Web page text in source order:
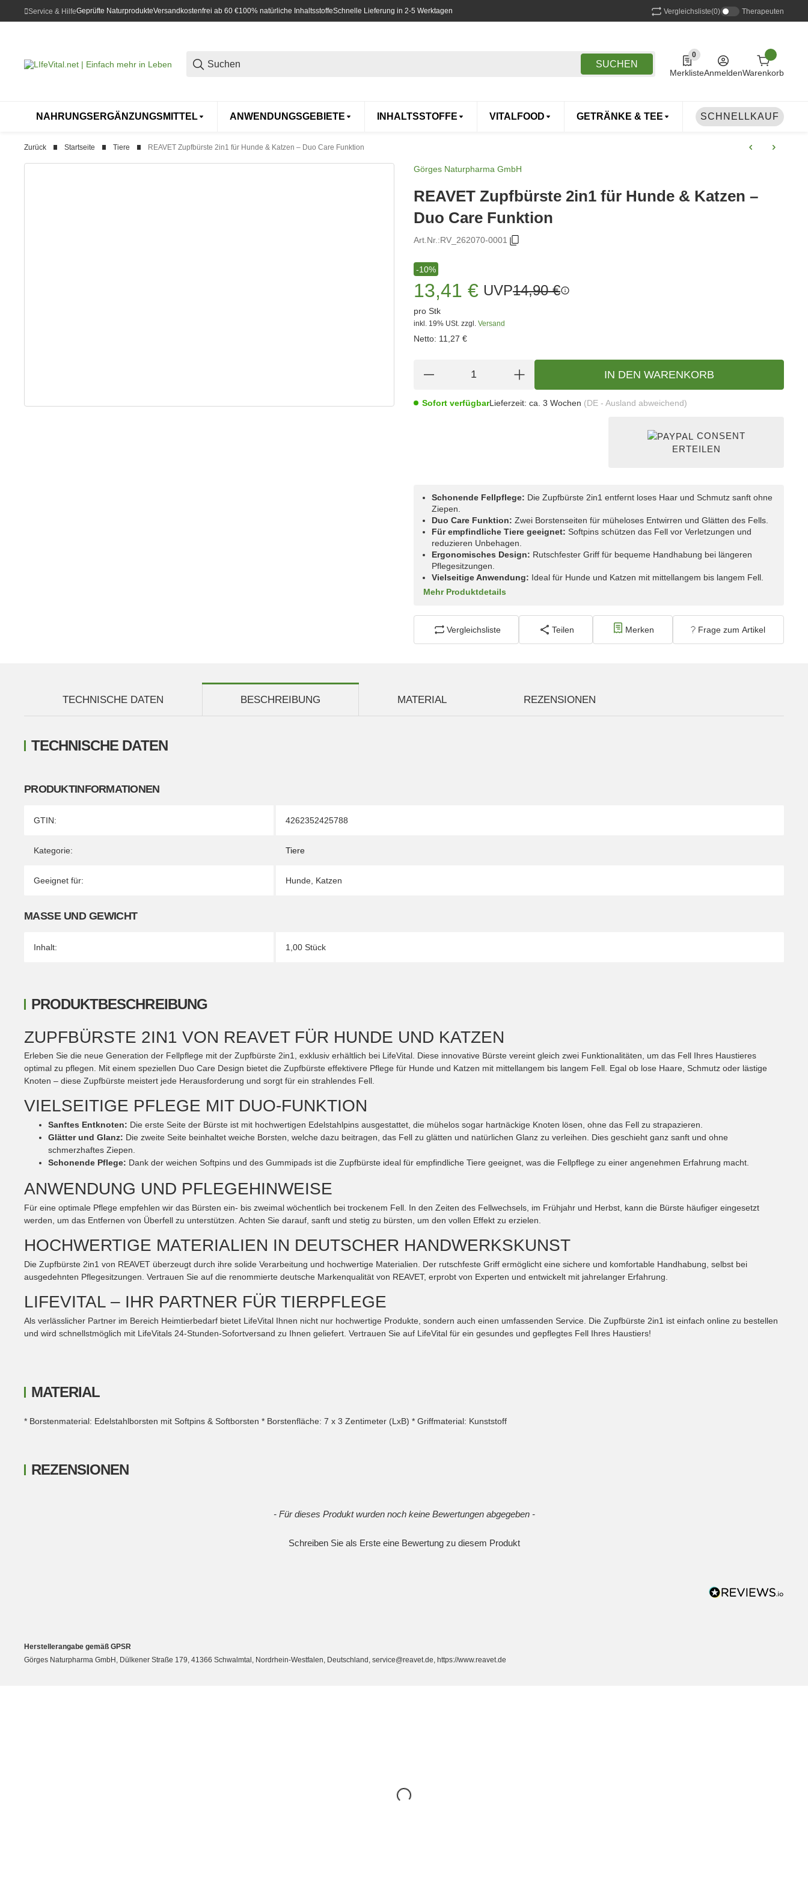
Service & HilfeGeprüfte NaturprodukteVersandkostenfrei ab 60 €100% natürliche InhaltsstoffeSchnelle Lieferung in 2-5 Werktagen Vergleichsliste(0) Therapeuten
SUCHEN
0
0 Produkte in der Liste
MerklisteAnmeldenWarenkorb
NAHRUNGSERGÄNZUNGSMITTEL ANWENDUNGSGEBIETE INHALTSSTOFFE VITALFOOD GETRÄNKE & TEE DROGERIE TIERE
SCHNELLKAUF
Zurück Startseite Tiere REAVET Zupfbürste 2in1 für Hunde & Katzen – Duo Care Funktion
Görges Naturpharma GmbH
REAVET Zupfbürste 2in1 für Hunde & Katzen –
Duo Care Funktion
Art.Nr.:RV_262070-0001
-10%
13,41 € UVP14,90 €
pro Stk
inkl. 19% USt. zzgl. Versand
Netto: 11,27 €
IN DEN WARENKORB
Sofort verfügbarLieferzeit: ca. 3 Wochen (DE - Ausland abweichend)
CONSENT
ERTEILEN
Schonende Fellpflege: Die Zupfbürste 2in1 entfernt loses Haar und Schmutz sanft ohne
Ziepen.
Duo Care Funktion: Zwei Borstenseiten für müheloses Entwirren und Glätten des Fells.
Für empfindliche Tiere geeignet: Softpins schützen das Fell vor Verletzungen und
reduzieren Unbehagen.
Ergonomisches Design: Rutschfester Griff für bequeme Handhabung bei längeren
Pflegesitzungen.
Vielseitige Anwendung: Ideal für Hunde und Katzen mit mittellangem bis langem Fell.
Mehr Produktdetails
Vergleichsliste Teilen Merken Frage zum Artikel
TECHNISCHE DATEN BESCHREIBUNG MATERIAL REZENSIONEN
TECHNISCHE DATEN
PRODUKTINFORMATIONEN
Produkteigenschaft
Wert
GTIN: 4262352425788
Kategorie: Tiere
Geeignet für: Hunde Katzen
MASSE UND GEWICHT
Inhalt: 1,00 Stück
PRODUKTBESCHREIBUNG
ZUPFBÜRSTE 2IN1 VON REAVET FÜR HUNDE UND KATZEN
Erleben Sie die neue Generation der Fellpflege mit der Zupfbürste 2in1, exklusiv erhältlich bei LifeVital. Diese innovative Bürste vereint gleich zwei Funktionalitäten, um das Fell Ihres Haustieres
optimal zu pflegen. Mit einem speziellen Duo Care Design bietet die Zupfbürste effektivere Pflege für Hunde und Katzen mit mittellangem bis langem Fell. Egal ob lose Haare, Schmutz oder lästige
Knoten – diese Zupfbürste meistert jede Herausforderung und sorgt für ein strahlendes Fell.
VIELSEITIGE PFLEGE MIT DUO-FUNKTION
Sanftes Entknoten: Die erste Seite der Bürste ist mit hochwertigen Edelstahlpins ausgestattet, die mühelos sogar hartnäckige Knoten lösen, ohne das Fell zu strapazieren.
Glätter und Glanz: Die zweite Seite beinhaltet weiche Borsten, welche dazu beitragen, das Fell zu glätten und natürlichen Glanz zu verleihen. Dies geschieht ganz sanft und ohne
schmerzhaftes Ziepen.
Schonende Pflege: Dank der weichen Softpins und des Gummipads ist die Zupfbürste ideal für empfindliche Tiere geeignet, was die Fellpflege zu einer angenehmen Erfahrung macht.
ANWENDUNG UND PFLEGEHINWEISE
Für eine optimale Pflege empfehlen wir das Bürsten ein- bis zweimal wöchentlich bei trockenem Fell. In den Zeiten des Fellwechsels, im Frühjahr und Herbst, kann die Bürste häufiger eingesetzt
werden, um das Entfernen von Überfell zu unterstützen. Achten Sie darauf, sanft und stetig zu bürsten, um den vollen Effekt zu erzielen.
HOCHWERTIGE MATERIALIEN IN DEUTSCHER HANDWERKSKUNST
Die Zupfbürste 2in1 von REAVET überzeugt durch ihre solide Verarbeitung und hochwertige Materialien. Der rutschfeste Griff ermöglicht eine sichere und komfortable Handhabung, selbst bei
ausgedehnten Pflegesitzungen. Vertrauen Sie auf die renommierte deutsche Markenqualität von REAVET, erprobt von Experten und entwickelt mit jahrelanger Erfahrung.
LIFEVITAL – IHR PARTNER FÜR TIERPFLEGE
Als verlässlicher Partner im Bereich Heimtierbedarf bietet LifeVital Ihnen nicht nur hochwertige Produkte, sondern auch einen umfassenden Service. Die Zupfbürste 2in1 ist einfach online zu bestellen
und wird schnellstmöglich mit LifeVitals 24-Stunden-Sofortversand zu Ihnen geliefert. Vertrauen Sie auf LifeVital für ein gesundes und gepflegtes Fell Ihres Haustiers!
MATERIAL
* Borstenmaterial: Edelstahlborsten mit Softpins & Softborsten * Borstenfläche: 7 x 3 Zentimeter (LxB) * Griffmaterial: Kunststoff
REZENSIONEN
- Für dieses Produkt wurden noch keine Bewertungen abgegeben -
Schreiben Sie als Erste eine Bewertung zu diesem Produkt
Herstellerangabe gemäß GPSR
Görges Naturpharma GmbH, Dülkener Straße 179, 41366 Schwalmtal, Nordrhein-Westfalen, Deutschland, service@reavet.de, https://www.reavet.de